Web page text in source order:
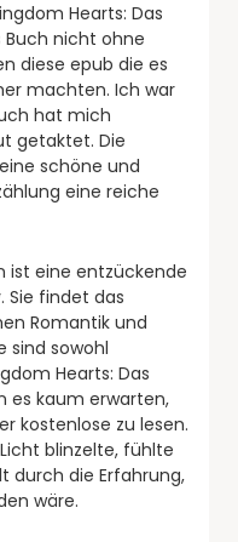
Hearts: Das
Buch nicht ohne
diese epub die es
machten. Ich war
hat mich
getaktet. Die
schöne und
eine reiche
ist eine entzückende
Sie findet das
Romantik und
sind sowohl
Hearts: Das
es kaum erwarten,
kostenlose zu lesen.
blinzelte, fühlte
durch die Erfahrung,
wäre.